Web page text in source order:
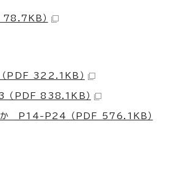
78.7KB）
PDF 322.1KB）
（PDF 838.1KB）
か P14-P24 （PDF 576.1KB）